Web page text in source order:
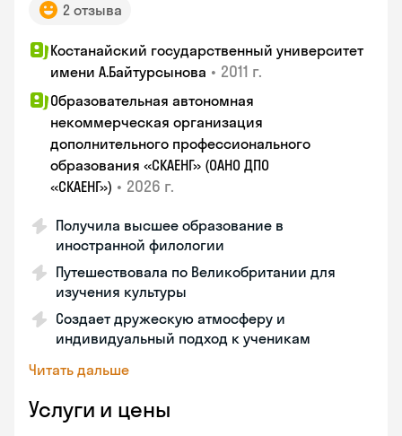
2 отзыва
Костанайский государственный университет
имени А.Байтурсынова • 2011 г.
Образовательная автономная
некоммерческая организация
дополнительного профессионального
образования «СКАЕНГ» (ОАНО ДПО
«СКАЕНГ») • 2026 г.
Получила высшее образование в
иностранной филологии
Путешествовала по Великобритании для
изучения культуры
Создает дружескую атмосферу и
индивидуальный подход к ученикам
Читать дальше
Услуги и цены